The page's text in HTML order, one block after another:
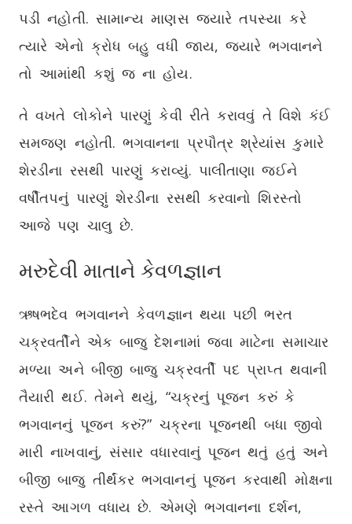
પડી નહોતી. સામાન્ય માણસ જ્યારે તપસ્યા કરે
ત્યારે એનો ક્રોધ બહુ વધી જાય, જ્યારે ભગવાનને
તો આમાંથી કશું જ ના હોય.
તે વખતે લોકોને પારણું કેવી રીતે કરાવવું તે વિશે કંઈ
સમજણ નહોતી. ભગવાનના પ્રપૌત્ર શ્રેયાંસ કુમારે
શેરડીના રસથી પારણું કરાવ્યું. પાલીતાણા જઈને
વર્ષીતપનું પારણું શેરડીના રસથી કરવાનો શિરસ્તો
આજે પણ ચાલુ છે.
મરુદેવી માતાને કેવળજ્ઞાન
ઋષભદેવ ભગવાનને કેવળજ્ઞાન થયા પછી ભરત
ચક્રવર્તીને એક બાજુ દેશનામાં જવા માટેના સમાચાર
મળ્યા અને બીજી બાજુ ચક્રવર્તી પદ પ્રાપ્ત થવાની
તૈયારી થઈ. તેમને થયું, “ચક્રનું પૂજન કરું કે
ભગવાનનું પૂજન કરું?” ચક્રના પૂજનથી બધા જીવો
મારી નાખવાનું, સંસાર વધારવાનું પૂજન થતું હતું અને
બીજી બાજુ તીર્થંકર ભગવાનનું પૂજન કરવાથી મોક્ષના
રસ્તે આગળ વધાય છે. એમણે ભગવાનના દર્શન,